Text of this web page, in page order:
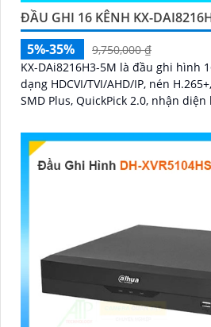
ĐẦU GHI 16 KÊNH KX-
5%-35%
9,750,000 ₫
KX-DAi8216H3-5M là đầu ghi hình
dạng HDCVI/TVI/AHD/IP, nén
SMD Plus, QuickPick 2.0, nhận